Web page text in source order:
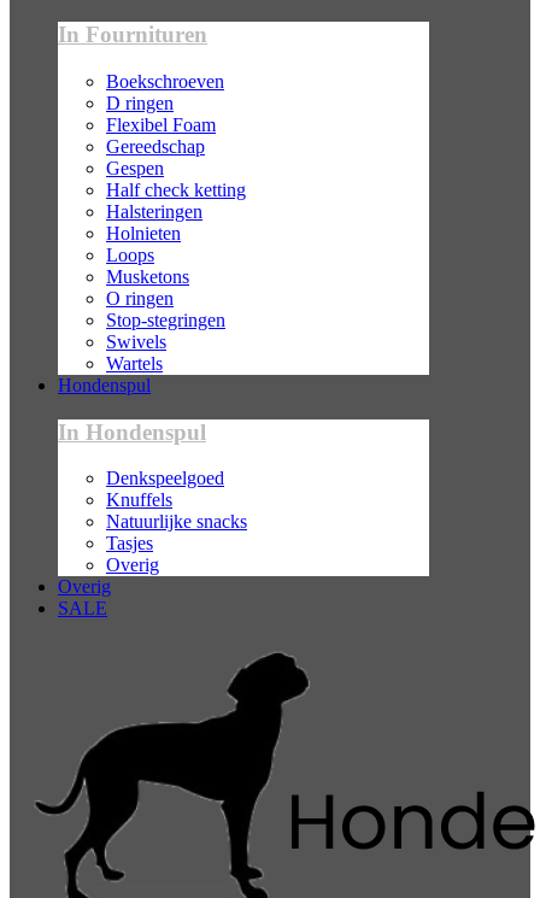
In Fournituren
Boekschroeven
D ringen
Flexibel Foam
Gereedschap
Gespen
Half check ketting
Halsteringen
Holnieten
Loops
Musketons
O ringen
Stop-stegringen
Swivels
Wartels
Hondenspul
In Hondenspul
Denkspeelgoed
Knuffels
Natuurlijke snacks
Tasjes
Overig
Overig
SALE